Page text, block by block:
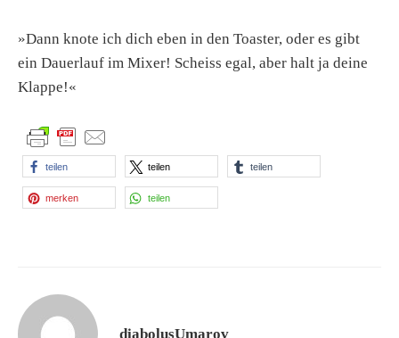
»Dann knote ich dich eben in den Toaster, oder es gibt
ein Dauerlauf im Mixer! Scheiss egal, aber halt ja deine
Klappe!«
teilen teilen teilen
merken teilen
diabolusUmarov